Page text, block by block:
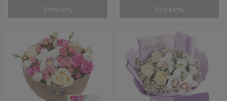
Уточнить Уточнить